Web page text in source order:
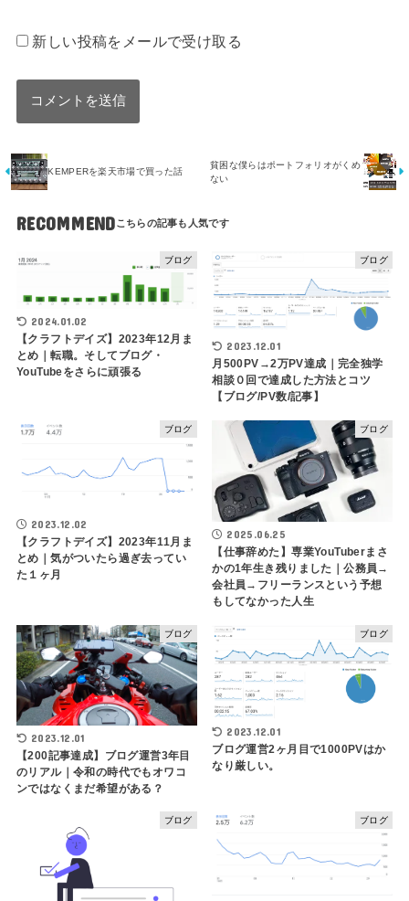
新しい投稿をメールで受け取る
KEMPERを楽天市場で買った話
貧困な僕らはポートフォリオがくめ
ない
RECOMMEND
ブログ
2024.01.02
【クラフトデイズ】2023年12月ま
とめ｜転職。そしてブログ・
YouTubeをさらに頑張る
ブログ
2023.12.01
月500PV→2万PV達成｜完全独学
相談０回で達成した方法とコツ
【ブログ/PV数/記事】
ブログ
2023.12.02
【クラフトデイズ】2023年11月ま
とめ｜気がついたら過ぎ去ってい
た１ヶ月
ブログ
2025.06.25
【仕事辞めた】専業YouTuberまさ
かの1年生き残りました｜公務員→
会社員→フリーランスという予想
もしてなかった人生
ブログ
2023.12.01
【200記事達成】ブログ運営3年目
のリアル｜令和の時代でもオワコ
ンではなくまだ希望がある？
ブログ
2023.12.01
ブログ運営2ヶ月目で1000PVはか
なり厳しい。
ブログ ブログ